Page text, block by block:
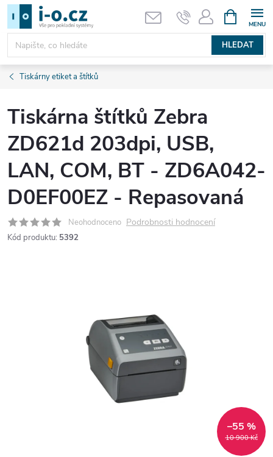
Přejít
obsah
HLEDAT
NÁKUPNÍ
KOŠÍK
Tiskárny etiket a štítků
Tiskárna štítků Zebra
ZD621d 203dpi, USB,
LAN, COM, BT - ZD6A042-
D0EF00EZ - Repasovaná
Neohodnoceno Podrobnosti hodnocení
Kód produktu: 5392
10 900 Kč
–55 %